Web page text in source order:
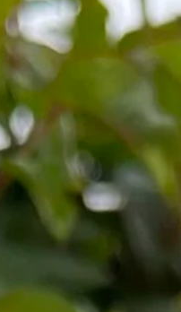
de la région de
depuis le 15ème
Nancy, qui est connue
Cette variété a été
maladies et sa capacité
la Mirabelle de
Géographique
exceptionnelle et son